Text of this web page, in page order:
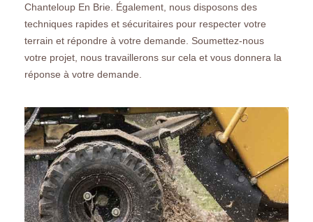
Chanteloup En Brie. Également, nous disposons des
techniques rapides et sécuritaires pour respecter votre
terrain et répondre à votre demande. Soumettez-nous
votre projet, nous travaillerons sur cela et vous donnera la
réponse à votre demande.